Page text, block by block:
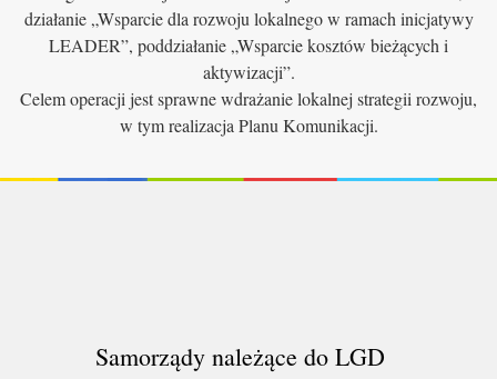
działanie „Wsparcie dla rozwoju lokalnego w ramach inicjatywy
LEADER”, poddziałanie „Wsparcie kosztów bieżących i
aktywizacji”.
Celem operacji jest sprawne wdrażanie lokalnej strategii rozwoju,
w tym realizacja Planu Komunikacji.
Samorządy należące do LGD